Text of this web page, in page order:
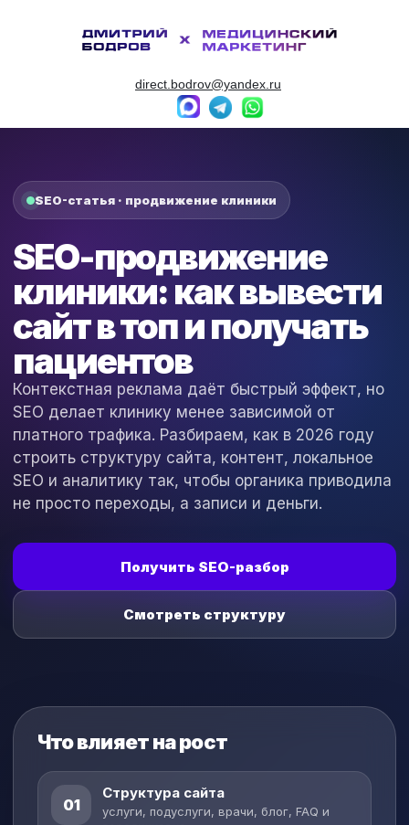
direct.bodrov@yandex.ru
SEO-статья · продвижение клиники
SEO-продвижение
клиники: как вывести
сайт в топ и получать
пациентов
Контекстная реклама даёт быстрый эффект, но
SEO делает клинику менее зависимой от
платного трафика. Разбираем, как в 2026 году
строить структуру сайта, контент, локальное
SEO и аналитику так, чтобы органика приводила
не просто переходы, а записи и деньги.
Получить SEO-разбор
Смотреть структуру
Что влияет на рост
01
Структура сайта
услуги, подуслуги, врачи, блог, FAQ и